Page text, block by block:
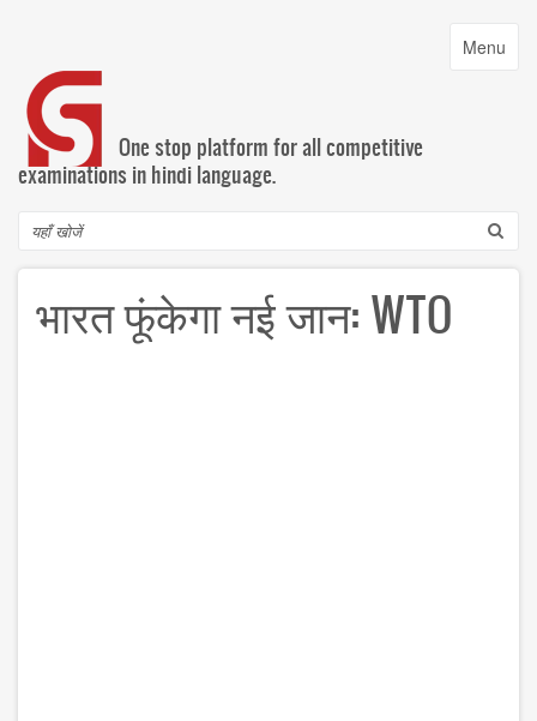
content
Toggle
Menu
One stop platform for all competitive
examinations in hindi language.
Search
भारत फूंकेगा नई जान: WTO